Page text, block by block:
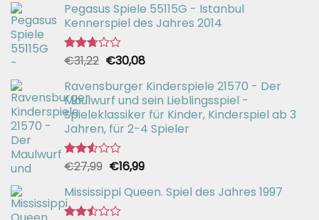
Pegasus Spiele 55115G - Istanbul
Kennerspiel des Jahres 2014
Bewertet
2.72
von 5
€31,22 Ursprünglicher
war:
€31,22
€30,08Aktueller
ist:
€30,08.
Ravensburger Kinderspiele 21570 - Der
Maulwurf und sein Lieblingsspiel -
Spieleklassiker für Kinder, Kinderspiel ab 3
Jahren, für 2-4 Spieler
Bewertet
2.55
von 5
€27,99 Ursprünglicher
war:
€27,99
€16,99Aktueller
ist:
Mississippi Queen. Spiel des Jahres 1997